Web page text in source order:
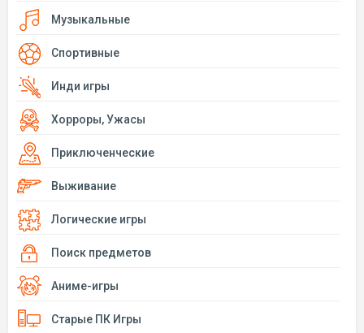
Музыкальные
Спортивные
Инди игры
Хорроры, Ужасы
Приключенческие
Выживание
Логические игры
Поиск предметов
Аниме-игры
Старые ПК Игры